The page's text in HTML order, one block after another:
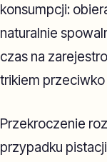
konsumpcji:
naturalnie
czas na
trikiem
Przekroczenie
przypadku